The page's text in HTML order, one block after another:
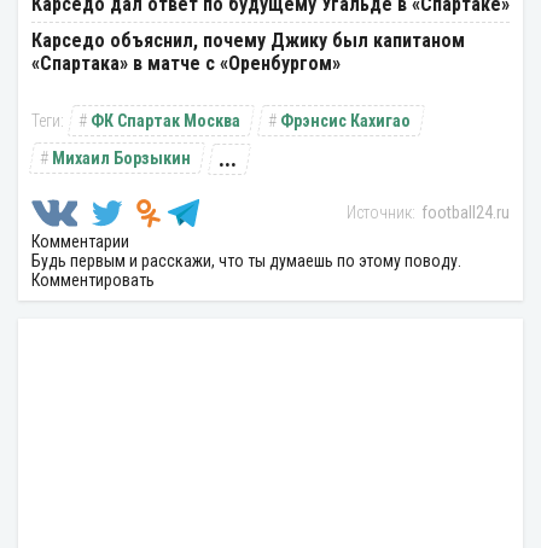
Карседо объяснил, почему Джику был капитаном
«Спартака» в матче с «Оренбургом»
ФК Спартак Москва
Фрэнсис Кахигао
Михаил Борзыкин
...
football24.ru
Комментарии
Будь первым и расскажи, что ты думаешь по этому поводу.
Комментировать